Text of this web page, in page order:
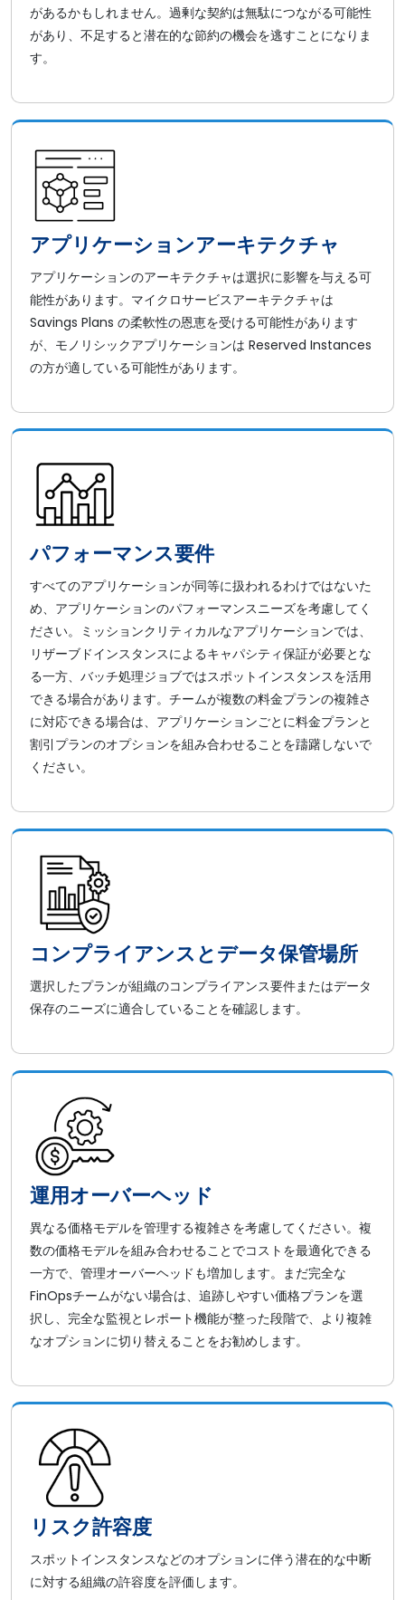
があるかもしれません。過剰な契約は無駄につながる可能性
があり、不足すると潜在的な節約の機会を逃すことになりま
す。
アプリケーションアーキテクチャ
アプリケーションのアーキテクチャは選択に影響を与える可
能性があります。マイクロサービスアーキテクチャは
Savings Plans の柔軟性の恩恵を受ける可能性があります
が、モノリシックアプリケーションは Reserved Instances
の方が適している可能性があります。
パフォーマンス要件
すべてのアプリケーションが同等に扱われるわけではないた
め、アプリケーションのパフォーマンスニーズを考慮してく
ださい。ミッションクリティカルなアプリケーションでは、
リザーブドインスタンスによるキャパシティ保証が必要とな
る一方、バッチ処理ジョブではスポットインスタンスを活用
できる場合があります。チームが複数の料金プランの複雑さ
に対応できる場合は、アプリケーションごとに料金プランと
割引プランのオプションを組み合わせることを躊躇しないで
ください。
コンプライアンスとデータ保管場所
選択したプランが組織のコンプライアンス要件またはデータ
保存のニーズに適合していることを確認します。
運用オーバーヘッド
異なる価格モデルを管理する複雑さを考慮してください。複
数の価格モデルを組み合わせることでコストを最適化できる
一方で、管理オーバーヘッドも増加します。まだ完全な
FinOpsチームがない場合は、追跡しやすい価格プランを選
択し、完全な監視とレポート機能が整った段階で、より複雑
なオプションに切り替えることをお勧めします。
リスク許容度
スポットインスタンスなどのオプションに伴う潜在的な中断
に対する組織の許容度を評価します。